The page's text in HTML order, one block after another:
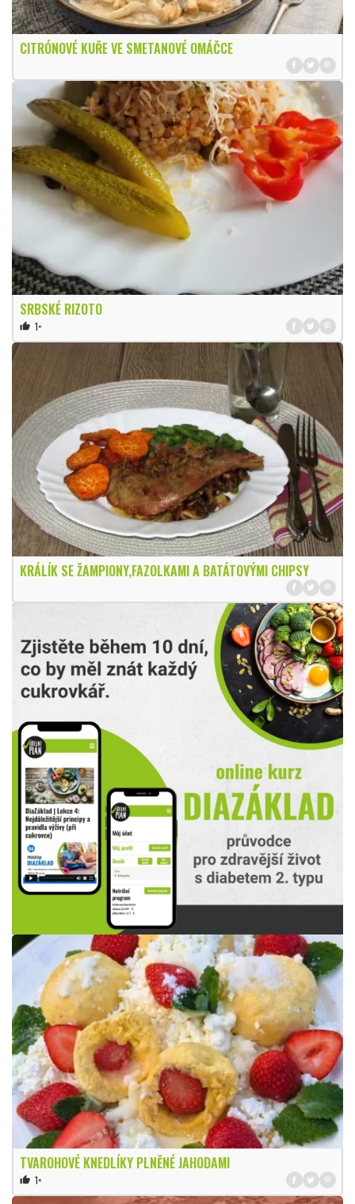
CITRÓNOVÉ KUŘE VE SMETANOVÉ OMÁČCE
SRBSKÉ RIZOTO
thumb_up 1×
KRÁLÍK SE ŽAMPIONY,FAZOLKAMI A BATÁTOVÝMI CHIPSY
TVAROHOVÉ KNEDLÍKY PLNĚNÉ JAHODAMI
thumb_up 1×